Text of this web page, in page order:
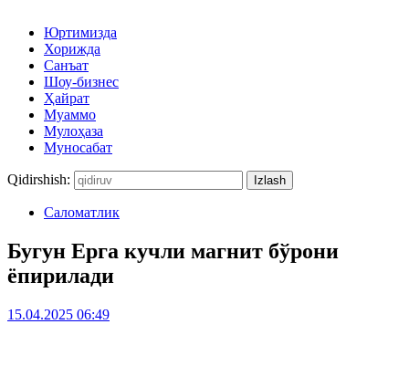
Юртимизда
Хорижда
Санъат
Шоу-бизнес
Ҳайрат
Муаммо
Мулоҳаза
Муносабат
Qidirshish:
Саломатлик
Бугун Ерга кучли магнит бўрони
ёпирилади
15.04.2025 06:49